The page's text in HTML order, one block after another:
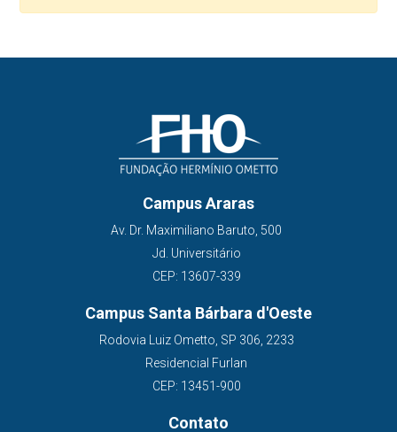
Campus Araras
Av. Dr. Maximiliano Baruto, 500
Jd. Universitário
CEP: 13607-339
Campus Santa Bárbara d'Oeste
Rodovia Luiz Ometto, SP 306, 2233
Residencial Furlan
CEP: 13451-900
Contato